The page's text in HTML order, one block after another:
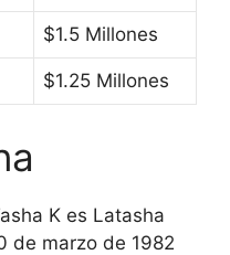
$1.5 Millones
$1.25 Millones
K es Latasha
de marzo de 1982